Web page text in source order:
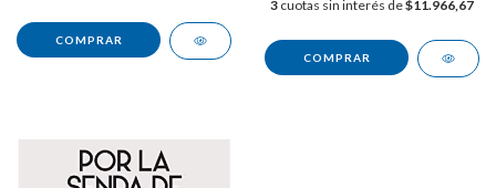
3 cuotas sin interés de$11.966,67